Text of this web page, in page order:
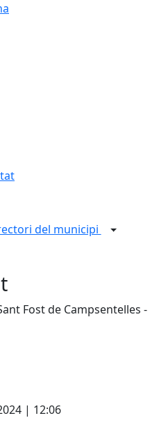
del municipi
Fost de Campsentelles -
| 12:06